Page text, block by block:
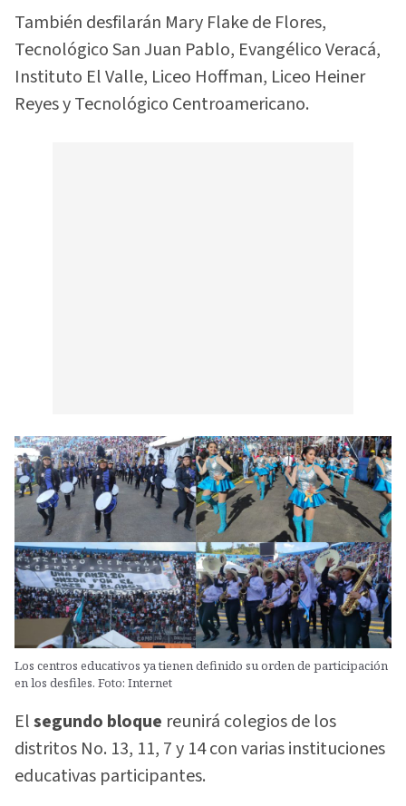
También desfilarán Mary Flake de Flores,
Tecnológico San Juan Pablo, Evangélico Veracá,
Instituto El Valle, Liceo Hoffman, Liceo Heiner
Reyes y Tecnológico Centroamericano.
Los centros educativos ya tienen definido su orden de participación
en los desfiles. Foto: Internet
Elsegundo bloque reunirá colegios de los
distritos No. 13, 11, 7 y 14 con varias instituciones
educativas participantes.